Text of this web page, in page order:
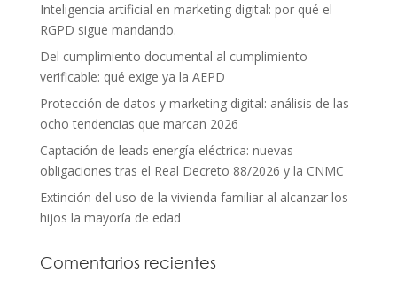
Inteligencia artificial en marketing digital: por qué el
RGPD sigue mandando.
Del cumplimiento documental al cumplimiento
verificable: qué exige ya la AEPD
Protección de datos y marketing digital: análisis de las
ocho tendencias que marcan 2026
Captación de leads energía eléctrica: nuevas
obligaciones tras el Real Decreto 88/2026 y la CNMC
Extinción del uso de la vivienda familiar al alcanzar los
hijos la mayoría de edad
Comentarios recientes